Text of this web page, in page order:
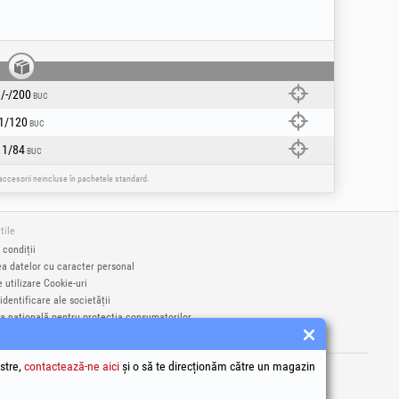
200BUC
1/120BUC
1/84BUC
neincluse în pachetele standard.
condiții
datelor cu caracter personal
utilizare Cookie-uri
identificare ale societății
națională pentru protecția consumatorilor
înregistrate Honest General Trading SRL.
contactează-ne aiciși o să te direcționăm către un magazin